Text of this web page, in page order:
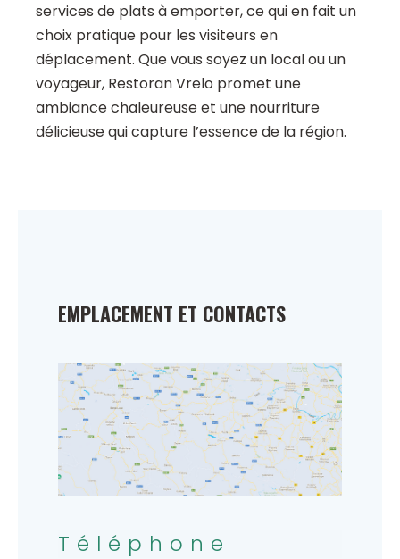
services de plats à emporter, ce qui en fait un
choix pratique pour les visiteurs en
déplacement. Que vous soyez un local ou un
voyageur, Restoran Vrelo promet une
ambiance chaleureuse et une nourriture
délicieuse qui capture l’essence de la région.
EMPLACEMENT ET CONTACTS
Téléphone